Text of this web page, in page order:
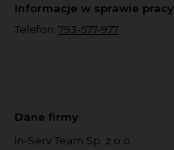
Informacje w sprawie pracy
Telefon: 793-577-977
Dane firmy
In-Serv Team Sp. z o.o.